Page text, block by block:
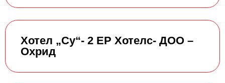
Хотел „Су“- 2 ЕР Хотелс- ДОО –
Охрид